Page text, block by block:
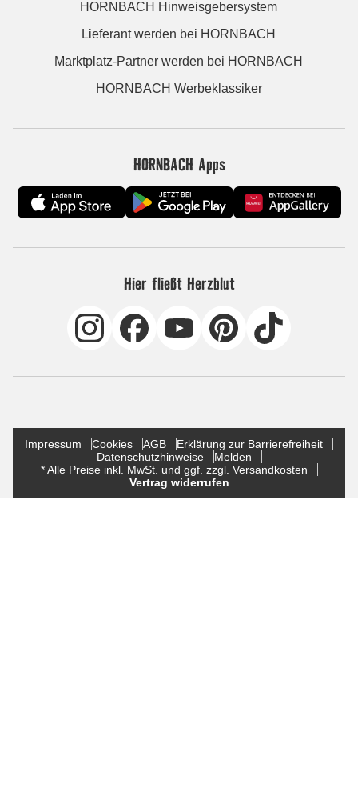
HORNBACH Hinweisgebersystem
Lieferant werden bei HORNBACH
Marktplatz-Partner werden bei HORNBACH
HORNBACH Werbeklassiker
HORNBACH Apps
Hier fließt Herzblut
Impressum Cookies AGB
Erklärung zur Barrierefreiheit
Datenschutzhinweise
Melden
* Alle Preise inkl. MwSt. und ggf. zzgl. Versandkosten
Vertrag widerrufen